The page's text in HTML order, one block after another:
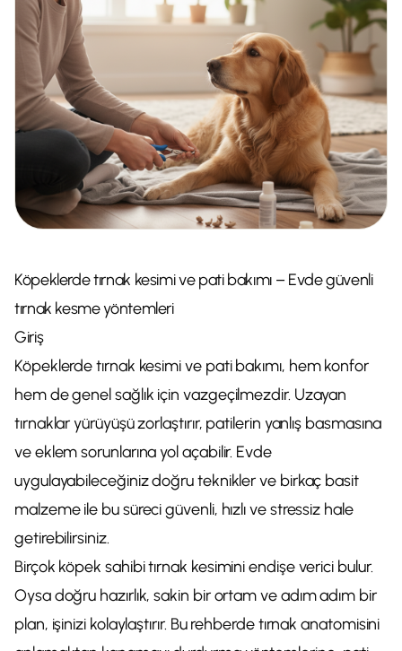
Köpeklerde tırnak kesimi ve pati bakımı – Evde güvenli
tırnak kesme yöntemleri
Giriş
Köpeklerde tırnak kesimi ve pati bakımı, hem konfor
hem de genel sağlık için vazgeçilmezdir. Uzayan
tırnaklar yürüyüşü zorlaştırır, patilerin yanlış basmasına
ve eklem sorunlarına yol açabilir. Evde
uygulayabileceğiniz doğru teknikler ve birkaç basit
malzeme ile bu süreci güvenli, hızlı ve stressiz hale
getirebilirsiniz.
Birçok köpek sahibi tırnak kesimini endişe verici bulur.
Oysa doğru hazırlık, sakin bir ortam ve adım adım bir
plan, işinizi kolaylaştırır. Bu rehberde tırnak anatomisini